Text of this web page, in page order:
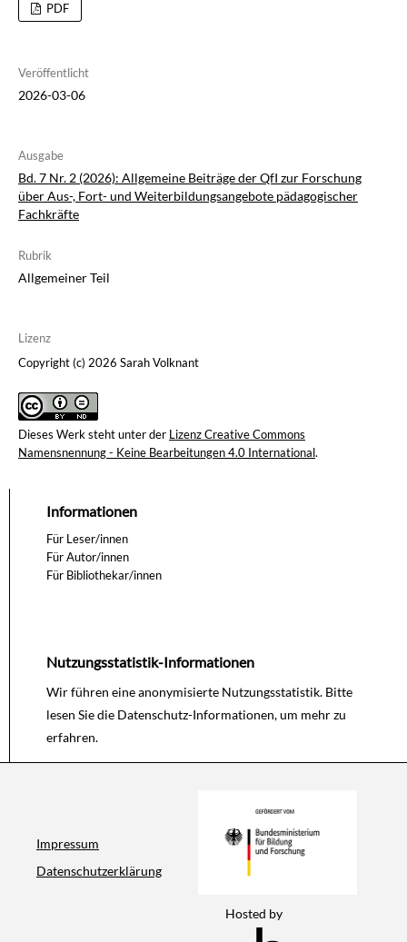
PDF
Veröffentlicht
2026-03-06
Ausgabe
Bd. 7 Nr. 2 (2026): Allgemeine Beiträge der QfI zur Forschung
über Aus-, Fort- und Weiterbildungsangebote pädagogischer
Fachkräfte
Rubrik
Allgemeiner Teil
Lizenz
Copyright (c) 2026 Sarah Volknant
Dieses Werk steht unter der Lizenz Creative Commons
Namensnennung - Keine Bearbeitungen 4.0 International.
Nutzungsstatistik-Informationen
Wir führen eine anonymisierte Nutzungsstatistik. Bitte
lesen Sie die Datenschutz-Informationen, um mehr zu
erfahren.
Informationen
Für Leser/innen
Für Autor/innen
Für Bibliothekar/innen
Impressum
Datenschutzerklärung
Hosted by